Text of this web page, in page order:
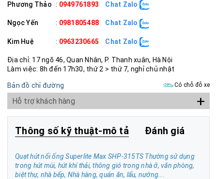
Phương Thảo : 0949761893 Chat Zalo
Ngọc Yến : 0981805488 Chat Zalo
Kim Huệ : 0963230665 Chat Zalo
Địa chỉ: 17 ngõ 46, Quan Nhân, P. Thanh xuân, Hà Nội
Làm việc: 8h đến 17h30, thứ 2 > thứ 7, nghỉ chủ nhật
Bản đồ chỉ đường Có chỗ đỗ xe
Hỗ trợ khách hàng +
Thông số kỹ thuật-mô tả Đánh giá
Quạt hút nối ống Superlite Max SHP-315TS Thường sử dụng
trong hút mùi, hút khí thải, thông gió trong nhà ở, văn phòng,
biệt thự, nhà bếp, Nhà hàng, quán ăn, lẩu, nướng...